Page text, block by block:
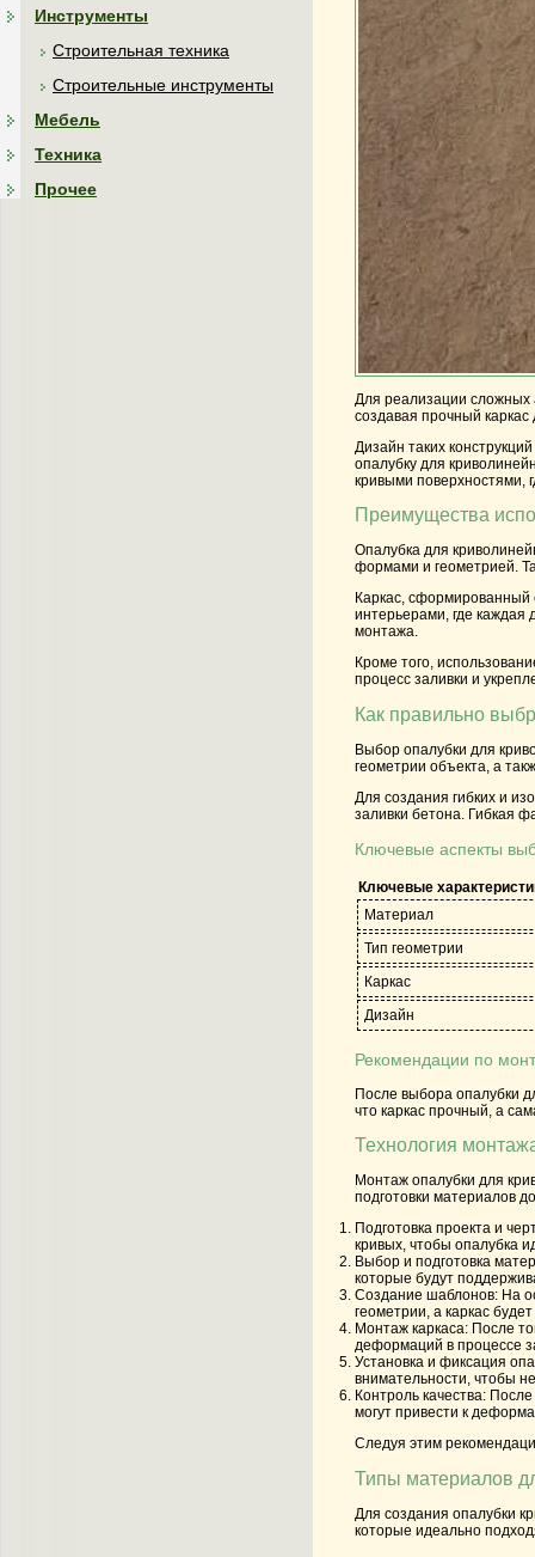
Инструменты
Строительная техника
Строительные инструменты
Мебель
Техника
Прочее
Для реализации сложных
создавая прочный
Дизайн таких
опалубку для
кривыми поверхностями,
Преимущества
Опалубка для
формами и геометрией.
Каркас, сформированный
интерьерами, где каждая
монтажа.
Кроме того,
процесс заливки и
Как правильно
Выбор опалубки для
геометрии объекта, а
Для создания гибких и
заливки бетона. Гибкая
Ключевые аспекты
Ключевые
Материал
Тип геометрии
Каркас
Дизайн
Рекомендации по
После выбора опалубки
что каркас прочный, а
Технология
Монтаж опалубки для
подготовки материалов
Подготовка проекта и
кривых, чтобы опалубка
Выбор и подготовка
которые будут
Создание шаблонов: На
геометрии, а каркас
Монтаж каркаса: После
деформаций в процессе
Установка и фиксация
внимательности, чтобы
Контроль качества: После
могут привести к
Следуя этим
Типы материалов
Для создания опалубки
которые идеально